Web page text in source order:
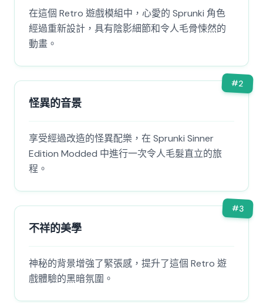
在這個 Retro 遊戲模組中，心愛的 Sprunki 角色
經過重新設計，具有陰影細節和令人毛骨悚然的
動畫。
#2
怪異的音景
享受經過改造的怪異配樂，在 Sprunki Sinner
Edition Modded 中進行一次令人毛髮直立的旅
程。
#3
不祥的美學
神秘的背景增強了緊張感，提升了這個 Retro 遊
戲體驗的黑暗氛圍。